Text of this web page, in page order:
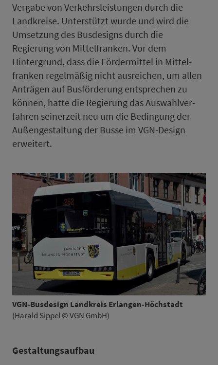
Vergabe von Verkehrsleistungen durch die
Land­kreise. Unterstützt wurde und wird die
Umsetzung des Busdesigns durch die
Regierung von Mit­tel­fran­ken. Vor dem
Hintergrund, dass die Fördermittel in Mit­tel­
fran­ken regelmäßig nicht ausreichen, um allen
Anträgen auf Busförderung entsprechen zu
können, hatte die Regierung das Auswahlver­
fah­ren seinerzeit neu um die Bedingung der
Außengestaltung der Busse im VGN-Design
erweitert.
VGN-Busdesign Land­kreis Erlangen-Höchstadt
(Harald Sippel © VGN GmbH)
Gestaltungsaufbau